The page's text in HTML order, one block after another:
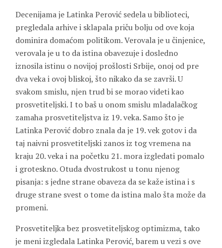
Decenijama je Latinka Perović sedela u biblioteci,
pregledala arhive i sklapala priču bolju od ove koja
dominira domaćom politikom. Verovala je u činjenice,
verovala je u to da istina obavezuje i dosledno
iznosila istinu o novijoj prošlosti Srbije, onoj od pre
dva veka i ovoj bliskoj, što nikako da se završi. U
svakom smislu, njen trud bi se morao videti kao
prosvetiteljski. I to baš u onom smislu mladalačkog
zamaha prosvetiteljstva iz 19. veka. Samo što je
Latinka Perović dobro znala da je 19. vek gotov i da
taj naivni prosvetiteljski zanos iz tog vremena na
kraju 20. veka i na početku 21. mora izgledati pomalo
i groteskno. Otuda dvostrukost u tonu njenog
pisanja: s jedne strane obaveza da se kaže istina i s
druge strane svest o tome da istina malo šta može da
promeni.
Prosvetiteljka bez prosvetiteljskog optimizma, tako
je meni izgledala Latinka Perović, barem u vezi s ove